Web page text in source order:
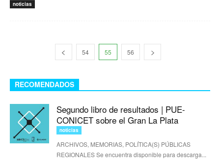
noticias
54 55 56
RECOMENDADOS
Segundo libro de resultados | PUE-
CONICET sobre el Gran La Plata
noticias
ARCHIVOS, MEMORIAS, POLÍTICA(S) PÚBLICAS
REGIONALES Se encuentra disponible para descarga...